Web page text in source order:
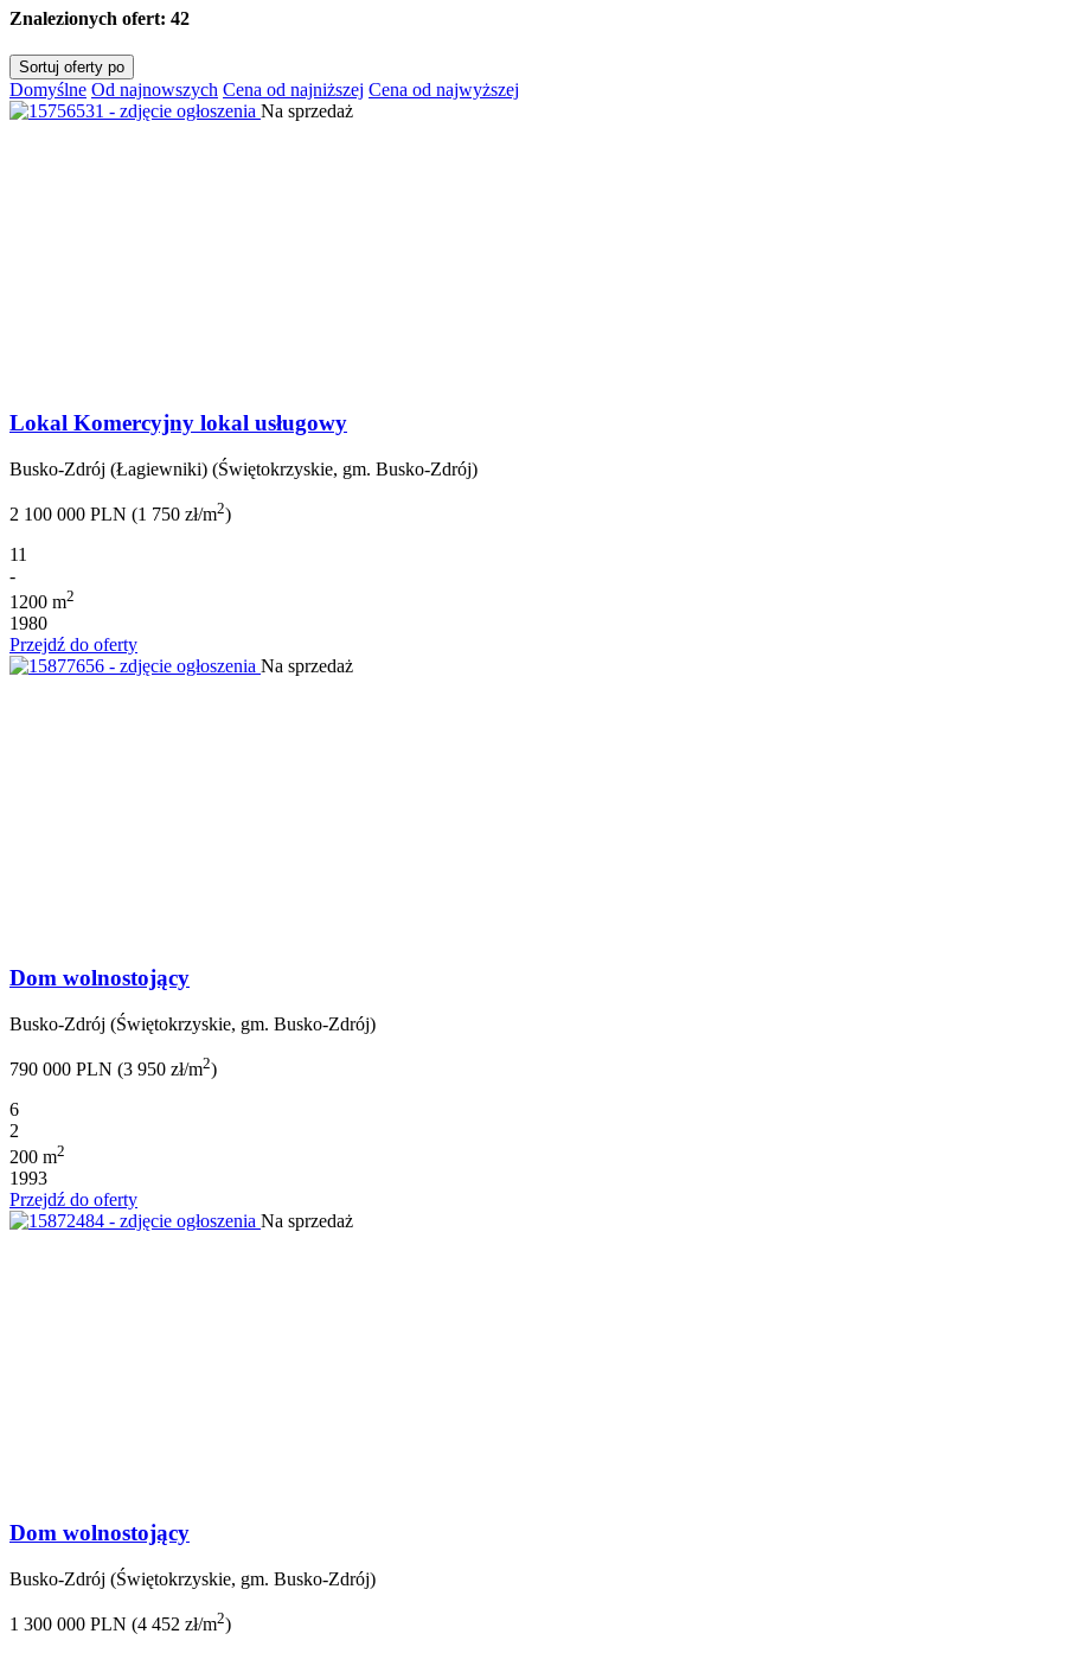
Znalezionych ofert: 42
Sortuj oferty po
Domyślne Od najnowszych Cena od najniższej Cena od najwyższej
Na sprzedaż
Lokal Komercyjny lokal usługowy
Busko-Zdrój (Łagiewniki) (Świętokrzyskie, gm. Busko-Zdrój)
2 100 000 PLN (1 750 zł/m2)
11
-
1200 m2
1980
Przejdź do oferty
Na sprzedaż
Dom wolnostojący
Busko-Zdrój (Świętokrzyskie, gm. Busko-Zdrój)
790 000 PLN (3 950 zł/m2)
6
2
200 m2
1993
Przejdź do oferty
Na sprzedaż
Dom wolnostojący
Busko-Zdrój (Świętokrzyskie, gm. Busko-Zdrój)
1 300 000 PLN (4 452 zł/m2)